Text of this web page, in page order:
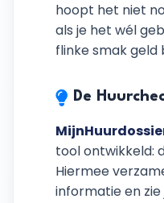
hoopt het niet
als je het wél
flinke smak geld
De
tool ontwikkeld:
Hiermee
informatie en zie